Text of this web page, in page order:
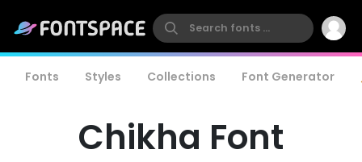
Fonts Styles Collections Font Generator
Chikha Font